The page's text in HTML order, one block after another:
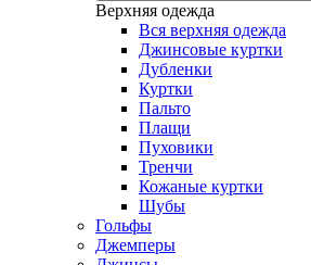
Верхняя одежда
Вся верхняя одежда
Джинсовые куртки
Дубленки
Куртки
Пальто
Плащи
Пуховики
Тренчи
Кожаные куртки
Шубы
Гольфы
Джемперы